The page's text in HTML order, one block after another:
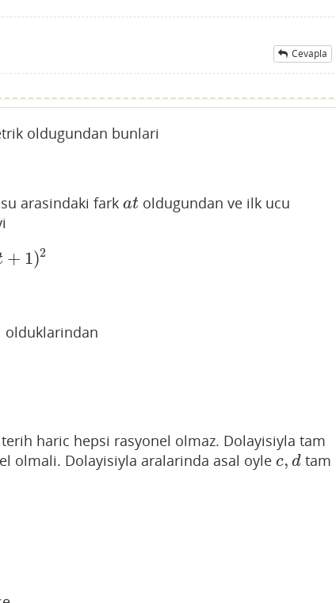
Cevapla
oldugundan bunlari
arasindaki fark at
at oldugundan ve ilk ucu
+ 1)2
olduklarindan
haric hepsi rasyonel olmaz. Dolayisiyla tam
olmali. Dolayisiyla aralarinda asal oylec, d
c,d tam